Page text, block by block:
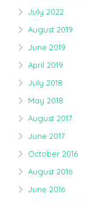
July 2022
August 2019
June 2019
April 2019
July 2018
May 2018
August 2017
June 2017
October 2016
August 2016
June 2016